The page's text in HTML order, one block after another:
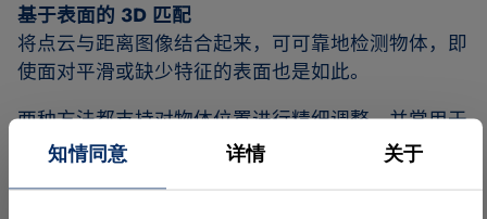
知情同意 详情 关于
基于表面的 3D 匹配
将点云与距离图像结合起来，可可靠地检测物体，即
使面对平滑或缺少特征的表面也是如此。
两种方法都支持对物体位置进行精细调整，并常用于
质量检测、机器人应用和自动化装配流程